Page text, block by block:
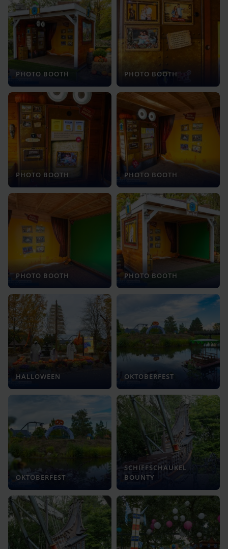
PHOTO BOOTH PHOTO BOOTH
PHOTO BOOTH PHOTO BOOTH
PHOTO BOOTH PHOTO BOOTH
HALLOWEEN OKTOBERFEST
OKTOBERFEST
SCHIFFSCHAUKEL
BOUNTY